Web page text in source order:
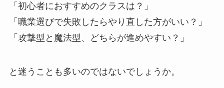
「初心者におすすめのクラスは？」
「職業選びで失敗したらやり直した方がいい？」
「攻撃型と魔法型、どちらが進めやすい？」
と迷うことも多いのではないでしょうか。